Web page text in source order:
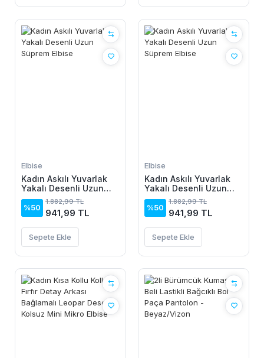
Elbise
Kadın Askılı Yuvarlak
Yakalı Desenli Uzun
Süprem Elbise
%50
1.882,99 TL
941,99 TL
Sepete Ekle
Elbise
Kadın Askılı Yuvarlak
Yakalı Desenli Uzun
Süprem Elbise
%50
1.882,99 TL
941,99 TL
Sepete Ekle